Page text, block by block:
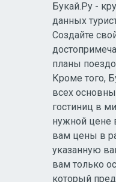
Букай.Ру -
данных
Создайте
планы
Кроме того,
всех
гостиниц в
нужной цене
вам цены в
указанную
вам только
который